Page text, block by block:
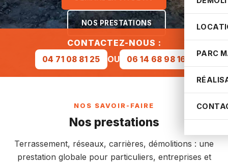
PARC
NOS PRESTATIONS
CONTACTEZ-NOUS :
04 71 08 81 25 OU 06 14 68 98 16
NOS SAVOIR-FAIRE
Nos prestations
Terrassement, réseaux, carrières, démolitions : une
prestation globale pour particuliers, entreprises et